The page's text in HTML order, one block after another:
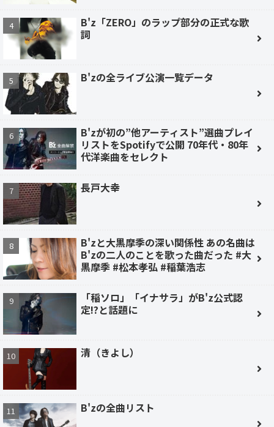
B'z「ZERO」のラップ部分の正式な歌
詞
B'zの全ライブ公演一覧データ
B'zが初の”他アーティスト”選曲プレイ
リストをSpotifyで公開 70年代・80年
代洋楽曲をセレクト
長戸大幸
B'zと大黒摩季の深い関係性 あの名曲は
B'zの二人のことを歌った曲だった #大
黒摩季 #松本孝弘 #稲葉浩志
「稲ソロ」「イナサラ」がB'z公式認
定!?と話題に
清（きよし）
B'zの全曲リスト